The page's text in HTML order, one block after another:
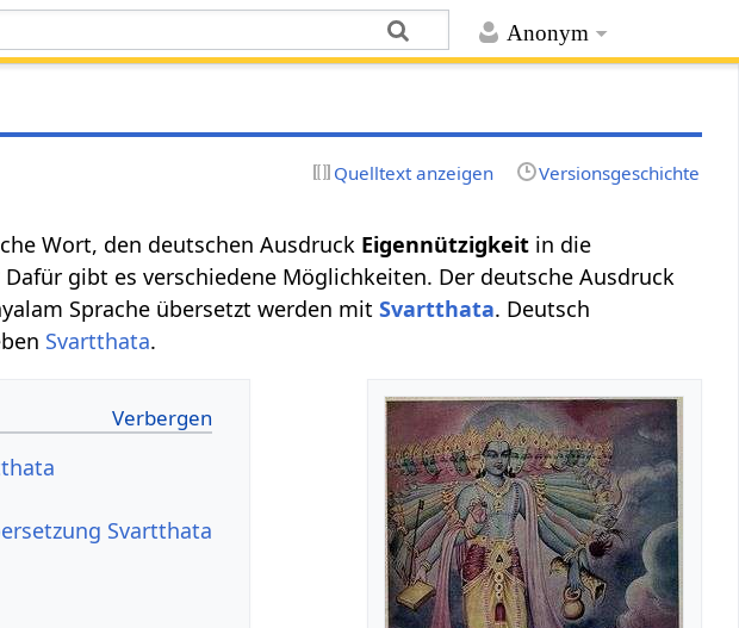
Anonym
Quelltext anzeigen Versionsgeschichte
Wort, den deutschen Ausdruck Eigennützigkeit in die
Dafür gibt es verschiedene Möglichkeiten. Der deutsche Ausdruck
Sprache übersetzt werden mitSvartthata. Deutsch
Svartthata.
Svartthata